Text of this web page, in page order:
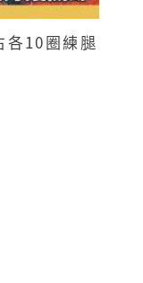
各10圈練腿